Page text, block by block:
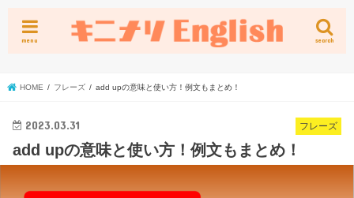
search
menu
HOME フレーズ add upの意味と使い方！例文もまとめ！
フレーズ
2023.03.31
add upの意味と使い方！例文もまとめ！